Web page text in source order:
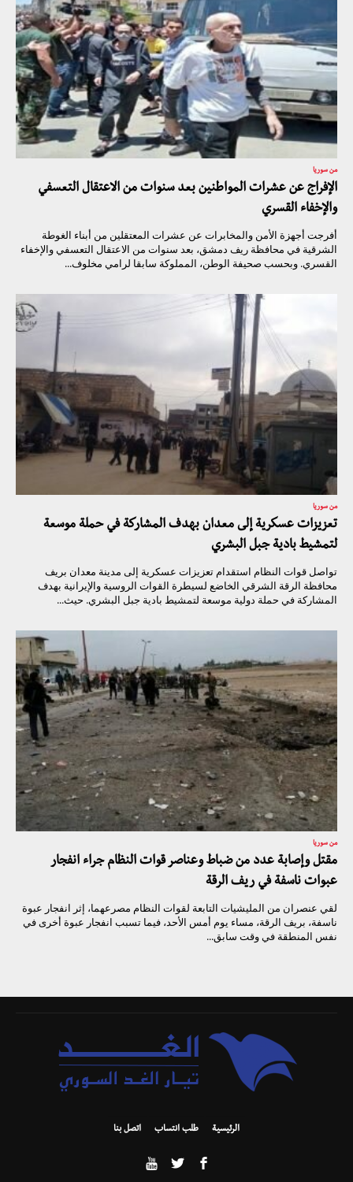
من سوريا
الإفراج عن عشرات المواطنين بعد سنوات من الاعتقال التعسفي
والإخفاء القسري
أفرجت أجهزة الأمن والمخابرات عن عشرات المعتقلين من أبناء الغوطة
الشرقية في محافظة ريف دمشق، بعد سنوات من الاعتقال التعسفي والإخفاء
القسري. وبحسب صحيفة الوطن، المملوكة سابقا لرامي مخلوف...
من سوريا
تعزيزات عسكرية إلى معدان بهدف المشاركة في حملة موسعة
لتمشيط بادية جبل البشري
تواصل قوات النظام استقدام تعزيزات عسكرية إلى مدينة معدان بريف
محافظة الرقة الشرقي الخاضع لسيطرة القوات الروسية والإيرانية بهدف
المشاركة في حملة دولية موسعة لتمشيط بادية جبل البشري. حيث...
من سوريا
مقتل وإصابة عدد من ضباط وعناصر قوات النظام جراء انفجار
عبوات ناسفة في ريف الرقة
لقي عنصران من المليشيات التابعة لقوات النظام مصرعهما، إثر انفجار عبوة
ناسفة، بريف الرقة، مساء يوم أمس الأحد، فيما تسبب انفجار عبوة أخرى في
نفس المنطقة في وقت سابق...
الرئيسية طلب انتساب اتصل بنا